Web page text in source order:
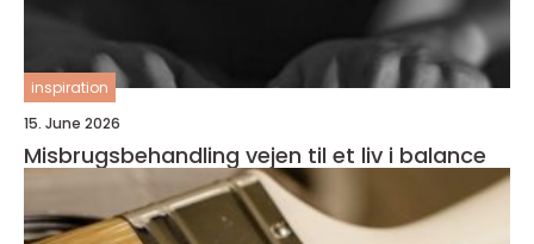
inspiration
15. June 2026
Misbrugsbehandling vejen til et liv i balance